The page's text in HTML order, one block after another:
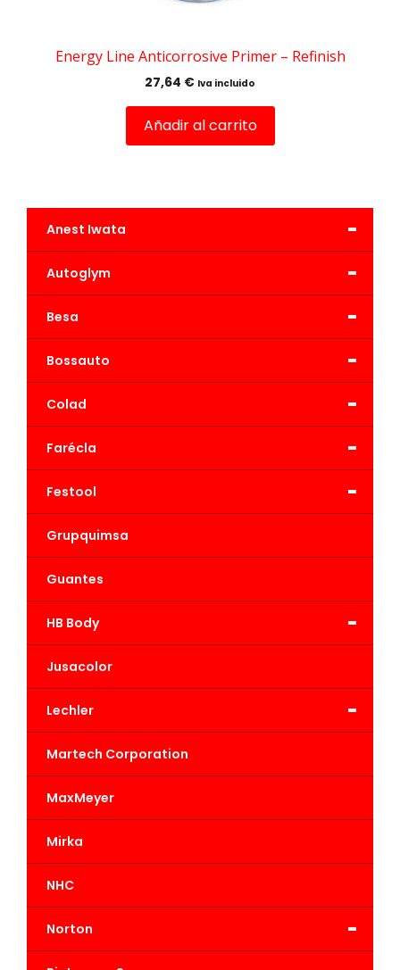
Energy Line Anticorrosive Primer – Refinish
27,64 € Iva incluido
Añadir al carrito
-
Anest Iwata
-
Autoglym
-
Besa
-
Bossauto
-
Colad
-
Farécla
-
Festool
Grupquimsa
Guantes
-
HB Body
Jusacolor
-
Lechler
Martech Corporation
MaxMeyer
Mirka
NHC
-
Norton